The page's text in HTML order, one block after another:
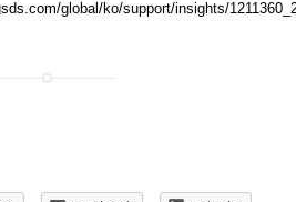
global/ko/support/insights/